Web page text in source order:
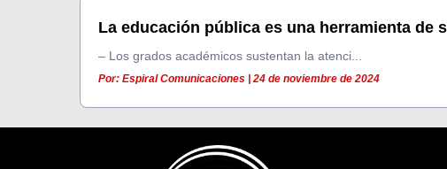
La educación pública es una herramienta de
– Los grados académicos sustentan la atenci...
Por: Espiral Comunicaciones | 24 de noviembre de 2024